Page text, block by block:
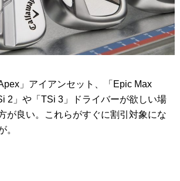
」アイアンセット、「Epic Max
2」や「TSi 3」ドライバーが欲しい場
が良い。これらがすぐに割引対象にな
。